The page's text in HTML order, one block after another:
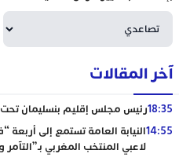
آخر المقالات
18:35رئيس مجلس إقليم بنسليمان تحت
14:55النيابة العامة تستمع إلى
لاعبي المنتخب المغربي بـ”التآمر